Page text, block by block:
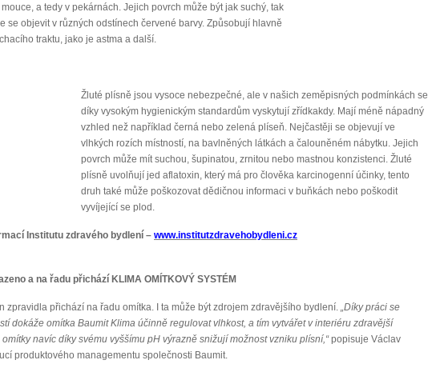
a tedy v pekárnách. Jejich povrch může být jak suchý, tak
se objevit v různých odstínech červené barvy. Způsobují hlavně
traktu, jako je astma a další.
Žluté plísně jsou vysoce nebezpečné, ale v našich zeměpisných podmínkách se
díky vysokým hygienickým standardům vyskytují zřídkakdy. Mají méně nápadný
vzhled než například černá nebo zelená plíseň. Nejčastěji se objevují ve
vlhkých rozích místností, na bavlněných látkách a čalouněném nábytku. Jejich
povrch může mít suchou, šupinatou, zrnitou nebo mastnou konzistenci. Žluté
plísně uvolňují jed aflatoxin, který má pro člověka karcinogenní účinky, tento
druh také může poškozovat dědičnou informaci v buňkách nebo poškodit
vyvíjející se plod.
Institutu zdravého bydlení – www.institutzdravehobydleni.cz
a na řadu přichází KLIMA OMÍTKOVÝ SYSTÉM
zpravidla přichází na řadu omítka. I ta může být zdrojem zdravějšího bydlení. „Díky práci se
dokáže omítka Baumit Klima účinně regulovat vlhkost, a tím vytvářet v interiéru zdravější
navíc díky svému vyššímu pH výrazně snižují možnost vzniku plísní,“popisuje Václav
produktového managementu společnosti Baumit.